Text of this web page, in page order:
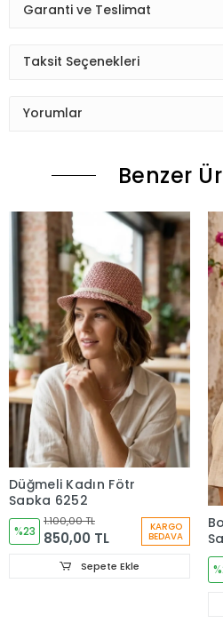
Garanti ve Teslimat
Taksit Seçenekleri
Yorumlar
Benzer
Düğmeli Kadın Fötr
Şapka 6252
%23
1.100,00 TL
850,00 TL
KARGO
BEDAVA
Sepete Ekle